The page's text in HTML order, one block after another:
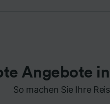
Angebote
So machen Sie Ihre